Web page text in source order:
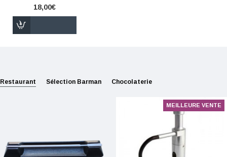
18,00€
Restaurant Sélection Barman Chocolaterie
MEILLEURE VENTE